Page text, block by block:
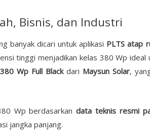
Bisnis, dan Industri
banyak dicari untuk aplikasi PLTS atap
tinggi menjadikan kelas 380 Wp ideal
Wp Full Blackdari Maysun Solar,
Wp berdasarkandata teknis resmi
jangka panjang.